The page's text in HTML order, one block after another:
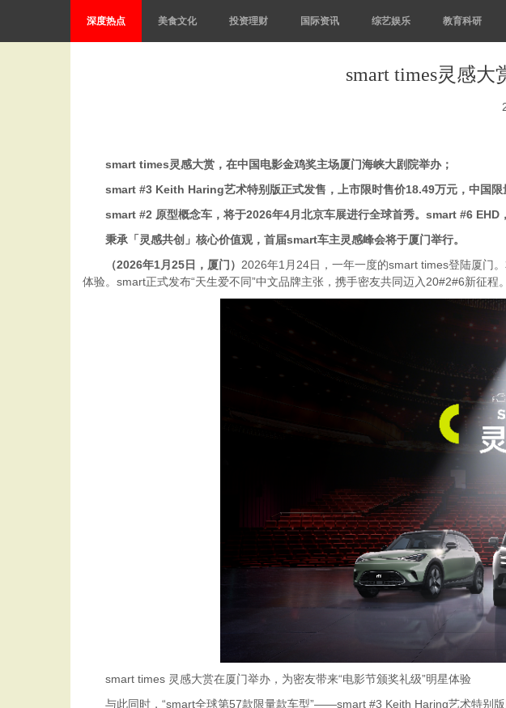
深度热点 美食文化 投资理财 国际资讯 综艺娱乐 教育科研
smart times灵感
smart times灵感大赏，在中国电影金鸡奖主场厦门海峡大剧院举办；
smart #3 Keith Haring艺术特别 版正式发售，上市限时售价18.49万元，中国限
smart #2 原型概念车，将于2026年4月北京车展进行全球首秀。 smart #6 EHD
秉承「灵感共创」核心价值观，首届smart车主灵感峰会将于厦门举行。
（2026年1月 25日， 厦门） 2026年1月24日，一年一度的smart times登陆厦门
体验。smart正式发布“天生爱不同”中文品牌主张，携手密友共同迈入20#2#6新征程。
smart times 灵感大赏在厦门举办，为密友带来“电影节颁奖礼级”明星体验
与此同时，“smart全球第57款限量款车型”——smart #3 Keith Haring艺术特别